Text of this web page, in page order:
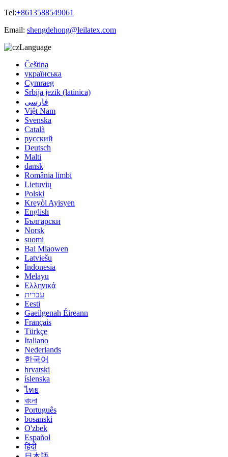
Tel:+8613588549061
Email: shengdehong@leilatex.com
Language
Čeština
українська
Cymraeg
Srbija jezik (latinica)
فارسی
Việt Nam
Svenska
Català
русский
Deutsch
Malti
dansk
România limbi
Lietuvių
Polski
Kreyòl Ayisyen
English
Български
Norsk
suomi
Bai Miaowen
Latviešu
Indonesia
Melayu
Ελληνικά
עברית
Eesti
Gaeilgenah Éireann
Français
Türkçe
Italiano
Nederlands
한국어
hrvatski
íslenska
ไทย
বাংলা
Português
bosanski
O'zbek
Español
हिंदी